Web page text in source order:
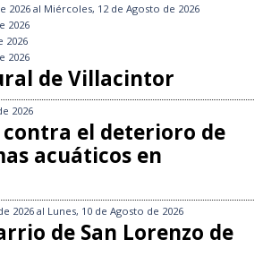
2026 al Miércoles, 12 de Agosto de 2026
2026
2026
2026
de Villacintor
2026
el deterioro de
acuáticos en
2026 al Lunes, 10 de Agosto de 2026
de San Lorenzo de